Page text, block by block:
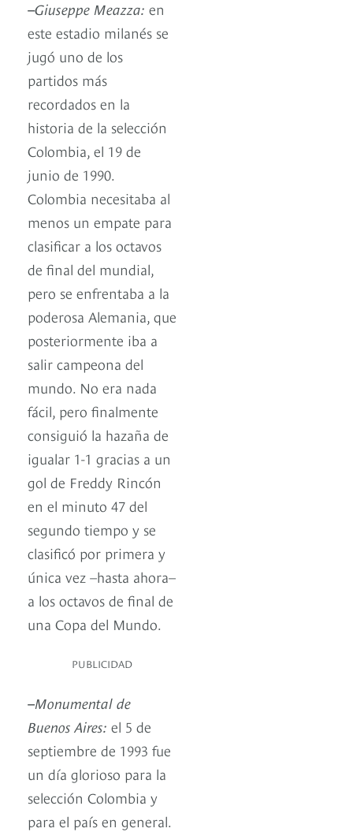
–Giuseppe Meazza: en
este estadio milanés se
jugó uno de los
partidos más
recordados en la
historia de la selección
Colombia, el 19 de
junio de 1990.
Colombia necesitaba al
menos un empate para
clasificar a los octavos
de final del mundial,
pero se enfrentaba a la
poderosa Alemania, que
posteriormente iba a
salir campeona del
mundo. No era nada
fácil, pero finalmente
consiguió la hazaña de
igualar 1-1 gracias a un
gol de Freddy Rincón
en el minuto 47 del
segundo tiempo y se
clasificó por primera y
única vez –hasta ahora–
a los octavos de final de
una Copa del Mundo.
PUBLICIDAD
–Monumental de
Buenos Aires: el 5 de
septiembre de 1993 fue
un día glorioso para la
selección Colombia y
para el país en general.